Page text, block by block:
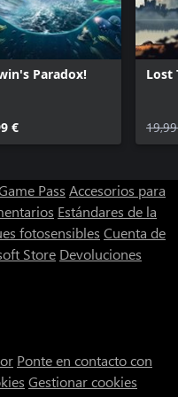
Paradox!
€
Lost
Pass Accesorios para
Estándares de la
fotosensibles Cuenta de
Store Devoluciones
Ponte en contacto con
Gestionar cookies